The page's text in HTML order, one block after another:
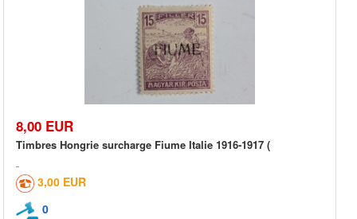
8,00 EUR
Timbres Hongrie surcharge Fiume Italie 1916-1917 (
3,00 EUR
0